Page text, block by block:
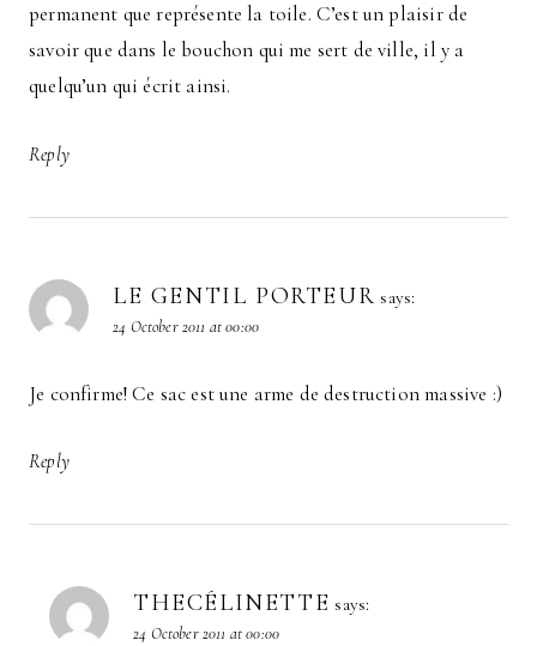
permanent que représente la toile. C’est un plaisir de
savoir que dans le bouchon qui me sert de ville, il y a
quelqu’un qui écrit ainsi.
Reply
LE GENTIL PORTEUR says:
24 October 2011 at 00:00
Je confirme! Ce sac est une arme de destruction massive :)
Reply
THECÉLINETTE says:
24 October 2011 at 00:00